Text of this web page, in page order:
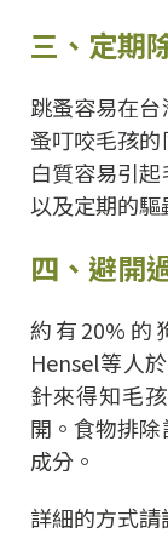
三、定期
跳蚤容易在
蚤叮咬毛孩
白質容易引
以及定期的驅
四、避開
約有20%的
Hensel等人
針來得知毛
開。食物排
成分。
詳細的方式請